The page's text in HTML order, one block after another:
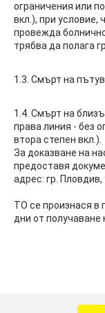
ограничения или
вкл.), при условие,
провежда
трябва да полага
1.3. Смърт на
1.4. Смърт на
права линия - без
втора степен вкл.).
За доказване на
предоставя
адрес: гр. Пловдив,
ТО се произнася в
дни от получаване